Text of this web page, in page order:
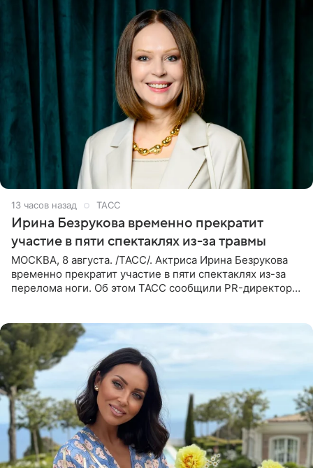
13 часов назад ТАСС
Ирина Безрукова временно прекратит
участие в пяти спектаклях из-за травмы
МОСКВА, 8 августа. /ТАСС/. Актриса Ирина Безрукова
временно прекратит участие в пяти спектаклях из-за
перелома ноги. Об этом ТАСС сообщили PR-директор